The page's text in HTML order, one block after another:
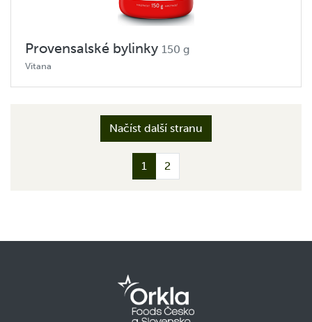
Provensalské bylinky 150 g
Vitana
Načíst další stranu
1 2